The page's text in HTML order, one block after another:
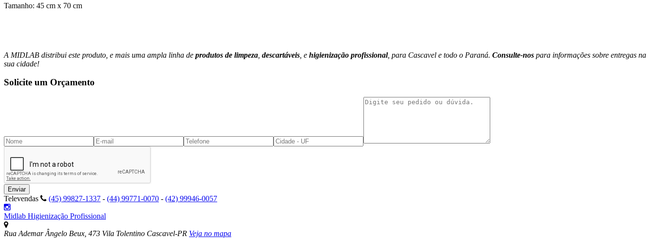
Tamanho: 45 cm x 70 cm
A MIDLAB distribui este produto, e mais uma ampla linha de produtos de limpeza descartáveis , e higienização profissional, para Cascavel e todo o Paraná. Consulte-nos para informações sobre entregas na
sua cidade!
Solicite um Orçamento
Televendas (45) 99827-1337 - (44) 99771-0070 - (42) 99946-0057
Midlab Higienização Profissional
Rua Ademar Ângelo Beux, 473 Vila Tolentino Cascavel-PR Veja no mapa